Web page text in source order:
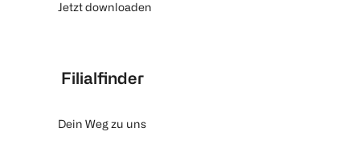
Jetzt downloaden
Filialfinder
Dein Weg zu uns